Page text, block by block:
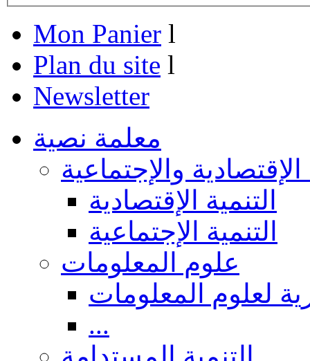
Mon Panier l
Plan du site l
Newsletter
معلمة نصية
الإقتصادية والإجتماعية
التنمية الإقتصادية
التنمية الإجتماعية
علوم المعلومات
لعلوم المعلومات
...